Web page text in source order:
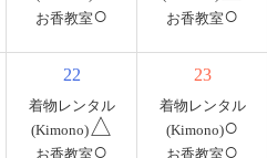
お香教室○ お香教室○
22
着物レンタル
(Kimono)△
お香教室○
23
着物レンタル
(Kimono)○
お香教室○